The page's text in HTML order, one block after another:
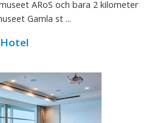
ARoS och bara 2 kilometer
Gamla st ...